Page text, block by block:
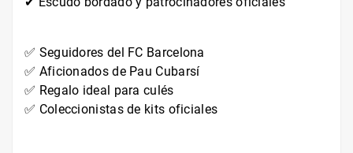
✅ Seguidores del FC Barcelona
✅ Aficionados de Pau Cubarsí
✅ Regalo ideal para culés
✅ Coleccionistas de kits oficiales